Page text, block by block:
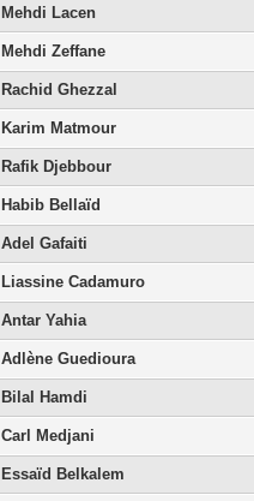
Mehdi Lacen
Mehdi Zeffane
Rachid Ghezzal
Karim Matmour
Rafik Djebbour
Habib Bellaïd
Adel Gafaiti
Liassine Cadamuro
Antar Yahia
Adlène Guedioura
Bilal Hamdi
Carl Medjani
Essaïd Belkalem